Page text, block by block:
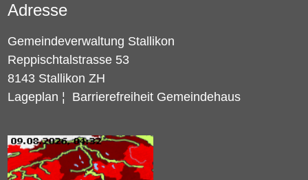
Adresse
Gemeindeverwaltung Stallikon
Reppischtalstrasse 53
8143 Stallikon ZH
Lageplan ¦ Barrierefreiheit Gemeindehaus